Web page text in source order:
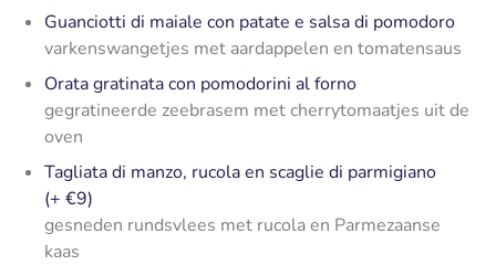
Guanciotti di maiale con patate e salsa di pomodoro
varkenswangetjes met aardappelen en tomatensaus
Orata gratinata con pomodorini al forno
gegratineerde zeebrasem met cherrytomaatjes uit de
oven
Tagliata di manzo, rucola en scaglie di parmigiano
(+ €9)
gesneden rundsvlees met rucola en Parmezaanse
kaas